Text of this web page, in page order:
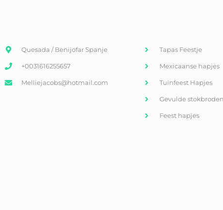
Quesada / Benijofar Spanje
+0031616255657
Melliejacobs@hotmail.com
Tapas Feestje
Mexicaanse hapjes
Tuinfeest Hapjes
Gevulde stokbroden
Feest hapjes